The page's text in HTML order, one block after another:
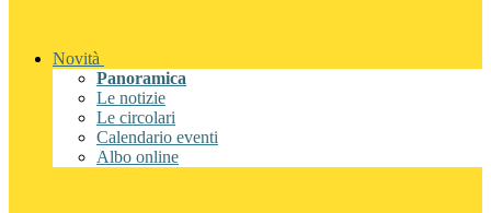
Novità
Panoramica
Le notizie
Le circolari
Calendario eventi
Albo online